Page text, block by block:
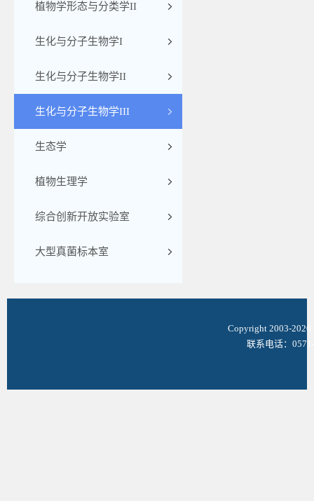
植物学形态与分类学II
生化与分子生物学I
生化与分子生物学II
生化与分子生物学III
生态学
植物生理学
综合创新开放实验室
大型真菌标本室
Copyright 2003-
联系电话：